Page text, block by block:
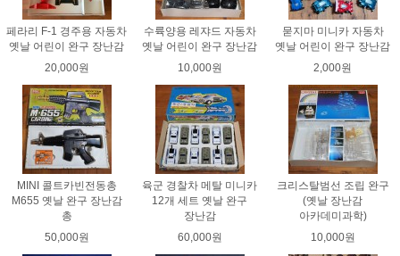
페라리 F-1 경주용 자동차
옛날 어린이 완구 장난감
20,000원
수륙양용 레쟈드 자동차
옛날 어린이 완구 장난감
10,000원
묻지마 미니카 자동차
옛날 어린이 완구 장난감
2,000원
MINI 콜트카빈전동총
M655 옛날 완구 장난감
총
50,000원
육군 경찰차 메탈 미니카
12개 세트 옛날 완구
장난감
60,000원
크리스탈범선 조립 완구
(옛날 장난감
아카데미과학)
10,000원